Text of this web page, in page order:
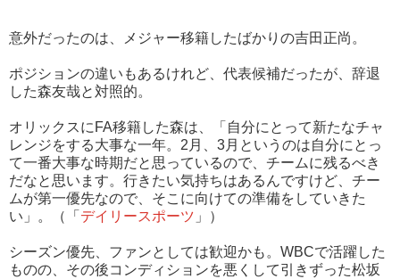
意外だったのは、メジャー移籍したばかりの吉田正尚。
ポジションの違いもあるけれど、代表候補だったが、辞退
した森友哉と対照的。
オリックスにFA移籍した森は、「自分にとって新たなチャ
レンジをする大事な一年。2月、3月というのは自分にとっ
て一番大事な時期だと思っているので、チームに残るべき
だなと思います。行きたい気持ちはあるんですけど、チー
ムが第一優先なので、そこに向けての準備をしていきた
い」。（「 デイリースポーツ 」）
シーズン優先、ファンとしては歓迎かも。WBCで活躍した
ものの、その後コンディションを悪くして引きずった松坂